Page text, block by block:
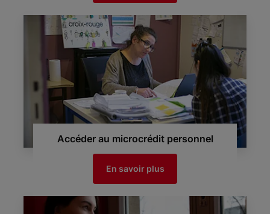
Accéder au microcrédit personnel
En savoir plus